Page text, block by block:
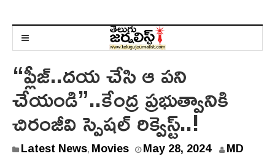
“ప్లీజ్..దయ చేసి ఆ పని
చేయండి”..కేంద్ర ప్రభుత్వానికి
చిరంజీవి స్పెషల్ రిక్వెస్ట్..!
Latest News, Movies May 28, 2024M MD